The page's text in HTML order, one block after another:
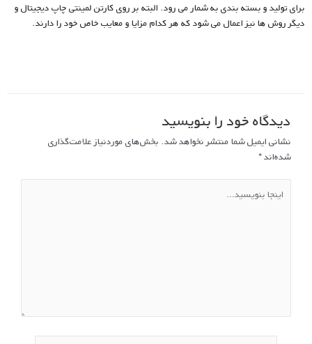
برای تولید و بسته بندی به شمار می رود. البته بر روی کارتن لمینتی چاپ دیجیتال و
دیگر روش ها نیز اعمال می شود که هر کدام مزایا و معایب خاص خود را دارند.
دیدگاه‌ خود را بنویسید
نشانی ایمیل شما منتشر نخواهد شد. بخش‌های موردنیاز علامت‌گذاری
شده‌اند*
بنویسید…